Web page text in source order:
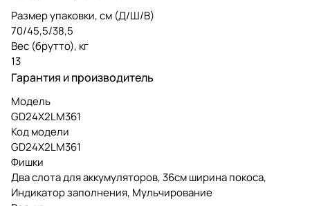
Размер упаковки, см (Д/Ш/В)
70/45,5/38,5
Вес (брутто), кг
13
Гарантия и производитель
Модель
GD24X2LM361
Код модели
GD24X2LM361
Фишки
Два слота для аккумуляторов, 36см ширина покоса,
Индикатор заполнения, Мульчирование